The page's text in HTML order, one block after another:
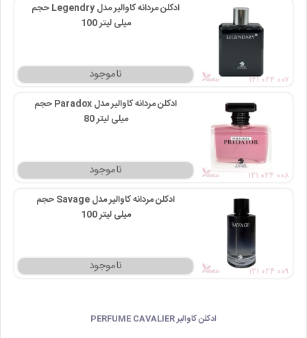
ادکلن مردانه کاوالیر مدل Legendry حجم
100 میلی‌ لیتر
۱۲۱ ۰۲۴ ۰۰۷
ادکلن مردانه کاوالیر مدل Paradox حجم
80 میلی‌ لیتر
۱۲۱ ۰۲۴ ۰۰۸
ادکلن مردانه کاوالیر مدل Savage حجم
100 میلی‌ لیتر
۱۲۱ ۰۲۴ ۰۰۹
ادکلن کاوالیر PERFUME CAVALIER